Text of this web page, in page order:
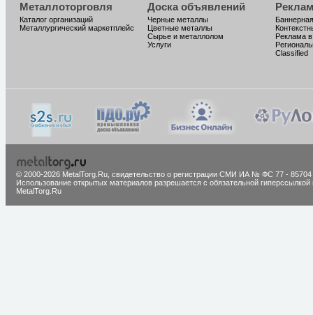
Металлоторговля
Каталог организаций
Металлургический маркетплейс
Доска объявлений
Черные металлы
Цветные металлы
Сырье и металлолом
Услуги
Реклама
Classified
© 2000-2026 MetalTorg.Ru, cвидетельство о регистрации СМИ ИА № ФС 77 - 85704
Использование открытых материалов разрешается с обязательной гиперссылкой
MetalTorg.Ru